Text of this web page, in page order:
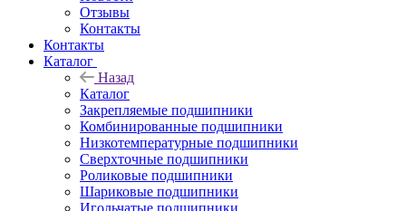
Отзывы
Контакты
Контакты
Каталог
Назад
Каталог
Закрепляемые подшипники
Комбинированные подшипники
Низкотемпературные подшипники
Сверхточные подшипники
Роликовые подшипники
Шариковые подшипники
Игольчатые подшипники